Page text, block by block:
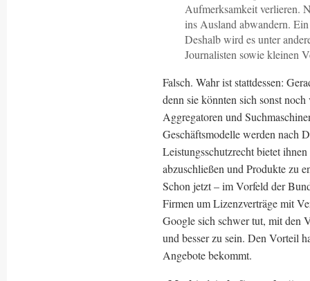
Aufmerksamkeit verlieren.
ins Ausland abwandern.
Deshalb wird es unter
Journalisten sowie kleinen
Falsch. Wahr ist stattdessen:
denn sie könnten sich sonst
Aggregatoren und
Geschäftsmodelle werden nach
Leistungsschutzrecht bietet
abzuschließen und Produkte zu
Schon jetzt – im Vorfeld der
Firmen um Lizenzverträge mit
Google sich schwer tut, mit den
und besser zu sein. Den Vorteil
Angebote bekommt.